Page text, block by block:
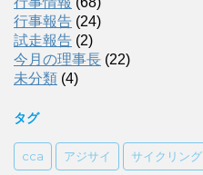
行事報告 (24)
試走報告 (2)
今月の理事長 (22)
未分類 (4)
タグ
cca アジサイ サイクリング